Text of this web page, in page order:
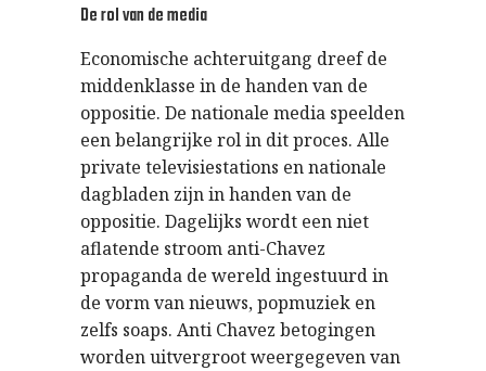
De rol van de media
Economische achteruitgang dreef de
middenklasse in de handen van de
oppositie. De nationale media speelden
een belangrijke rol in dit proces. Alle
private televisiestations en nationale
dagbladen zijn in handen van de
oppositie. Dagelijks wordt een niet
aflatende stroom anti-Chavez
propaganda de wereld ingestuurd in
de vorm van nieuws, popmuziek en
zelfs soaps. Anti Chavez betogingen
worden uitvergroot weergegeven van